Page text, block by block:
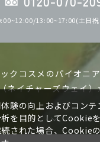
13:00~17:00(土日祝
クコスメのパイオニ
ネイチャーズウェイ
イの製品は日本で作
験の向上およびコンテ
を目的としてCookie
された場合、Cookie